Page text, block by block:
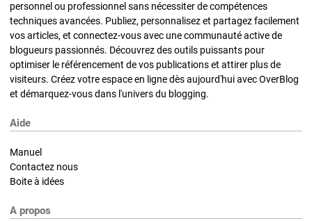
personnel ou professionnel sans nécessiter de compétences
techniques avancées. Publiez, personnalisez et partagez facilement
vos articles, et connectez-vous avec une communauté active de
blogueurs passionnés. Découvrez des outils puissants pour
optimiser le référencement de vos publications et attirer plus de
visiteurs. Créez votre espace en ligne dès aujourd'hui avec OverBlog
et démarquez-vous dans l'univers du blogging.
Aide
Manuel
Contactez nous
Boite à idées
A propos